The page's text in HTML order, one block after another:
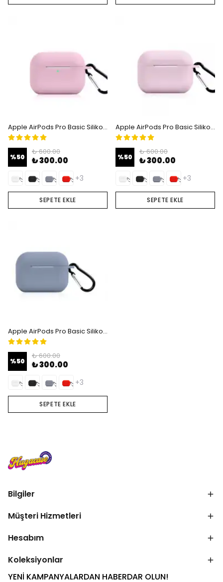
Apple AirPods Pro Basic Silikon Kılıfı - Pink Sad
%50
₺ 600.00
₺ 300.00
+3
SEPETE EKLE
Apple AirPods Pro Basic Silikon Kılıfı - Lila
%50
₺ 600.00
₺ 300.00
+3
SEPETE EKLE
Apple AirPods Pro Basic Silikon Kılıfı - Very Berry
%50
₺ 600.00
₺ 300.00
+3
SEPETE EKLE
Bilgiler
Müşteri Hizmetleri
Hesabım
Koleksiyonlar
YENİ KAMPANYALARDAN HABERDAR OLUN!